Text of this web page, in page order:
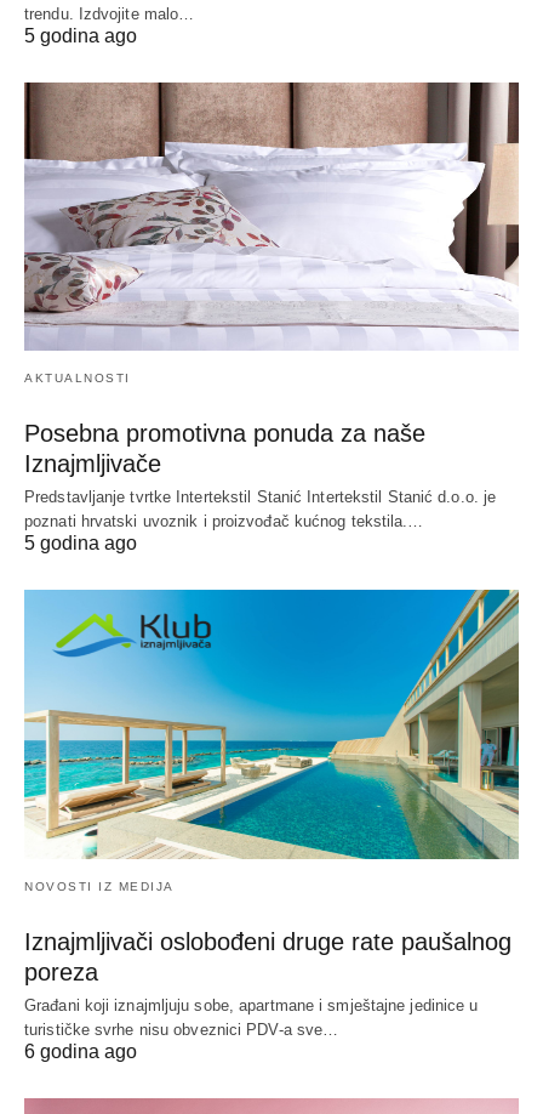
trendu. Izdvojite malo…
5 godina ago
AKTUALNOSTI
Posebna promotivna ponuda za naše
Iznajmljivače
Predstavljanje tvrtke Intertekstil Stanić Intertekstil Stanić d.o.o. je
poznati hrvatski uvoznik i proizvođač kućnog tekstila.…
5 godina ago
NOVOSTI IZ MEDIJA
Iznajmljivači oslobođeni druge rate paušalnog
poreza
Građani koji iznajmljuju sobe, apartmane i smještajne jedinice u
turističke svrhe nisu obveznici PDV-a sve…
6 godina ago